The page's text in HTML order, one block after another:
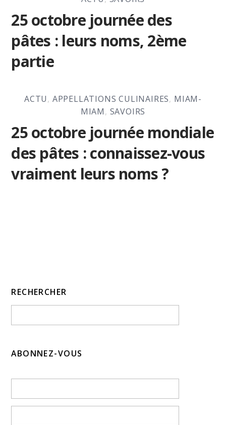
25 octobre journée des
pâtes : leurs noms, 2ème
partie
ACTU, APPELLATIONS CULINAIRES, MIAM-
MIAM, SAVOIRS
25 octobre journée mondiale
des pâtes : connaissez-vous
vraiment leurs noms ?
RECHERCHER
ABONNEZ-VOUS